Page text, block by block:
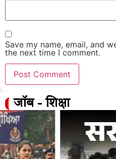
Save my name, email, and
the next time I comment.
जॉब - शिक्षा